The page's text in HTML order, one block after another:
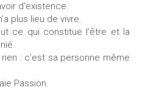
d’existence.
plus lieu de vivre.
ce qui constitue l’être et la
: c’est sa personne même
Passion.